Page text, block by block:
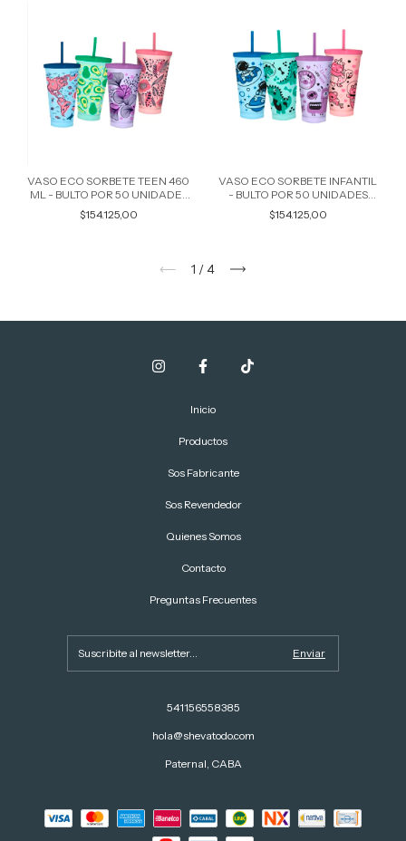
VASO ECO SORBETE TEEN 460
ML - BULTO POR 50 UNIDADES
COLORES SURTIDOS 7598
$154.125,00
VASO ECO SORBETE INFANTIL
- BULTO POR 50 UNIDADES
COLORES SURTIDOS 7597
$154.125,00
1 /4
Inicio
Productos
Sos Fabricante
Sos Revendedor
Quienes Somos
Contacto
Preguntas Frecuentes
541156558385
hola@shevatodo.com
Paternal, CABA